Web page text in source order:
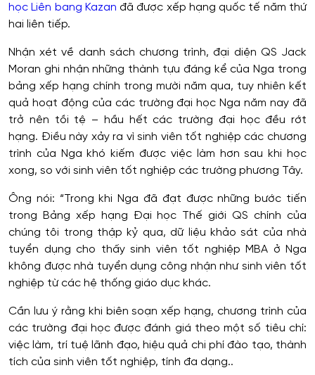
học Liên bang Kazan đã được xếp hạng quốc tế năm thứ
hai liên tiếp.
Nhận xét về danh sách chương trình, đại diện QS Jack
Moran ghi nhận những thành tựu đáng kể của Nga trong
bảng xếp hạng chính trong mười năm qua, tuy nhiên kết
quả hoạt động của các trường đại học Nga năm nay đã
trở nên tồi tệ – hầu hết các trường đại học đều rớt
hạng. Điều này xảy ra vì sinh viên tốt nghiệp các chương
trình của Nga khó kiếm được việc làm hơn sau khi học
xong, so với sinh viên tốt nghiệp các trường phương Tây.
Ông nói: “Trong khi Nga đã đạt được những bước tiến
trong Bảng xếp hạng Đại học Thế giới QS chính của
chúng tôi trong thập kỷ qua, dữ liệu khảo sát của nhà
tuyển dụng cho thấy sinh viên tốt nghiệp MBA ở Nga
không được nhà tuyển dụng công nhận như sinh viên tốt
nghiệp từ các hệ thống giáo dục khác.
Cần lưu ý rằng khi biên soạn xếp hạng, chương trình của
các trường đại học được đánh giá theo một số tiêu chí:
việc làm, trí tuệ lãnh đạo, hiệu quả chi phí đào tạo, thành
tích của sinh viên tốt nghiệp, tính đa dạng..